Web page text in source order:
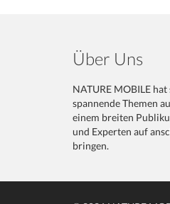
Über Uns
NATURE MOBILE
spannende Themen
einem breiten
und Experten auf
bringen.